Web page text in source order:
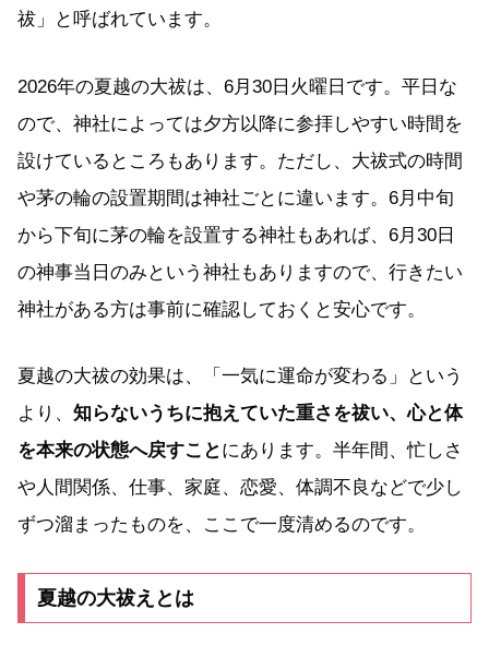
祓」と呼ばれています。
2026年の夏越の大祓は、6月30日火曜日です。平日な
ので、神社によっては夕方以降に参拝しやすい時間を
設けているところもあります。ただし、大祓式の時間
や茅の輪の設置期間は神社ごとに違います。6月中旬
から下旬に茅の輪を設置する神社もあれば、6月30日
の神事当日のみという神社もありますので、行きたい
神社がある方は事前に確認しておくと安心です。
夏越の大祓の効果は、「一気に運命が変わる」という
より、 知らないうちに抱えていた重さを祓い、心と体
を本来の状態へ戻すことにあります。半年間、忙しさ
や人間関係、仕事、家庭、恋愛、体調不良などで少し
ずつ溜まったものを、ここで一度清めるのです。
夏越の大祓えとは